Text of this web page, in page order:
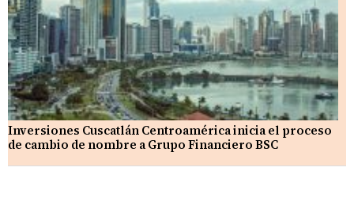
Inversiones Cuscatlán Centroamérica inicia el proceso
de cambio de nombre a Grupo Financiero BSC